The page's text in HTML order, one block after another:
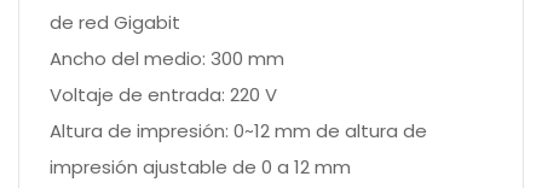
de red Gigabit
Ancho del medio: 300 mm
Voltaje de entrada: 220 V
Altura de impresión: 0~12 mm de altura de
impresión ajustable de 0 a 12 mm